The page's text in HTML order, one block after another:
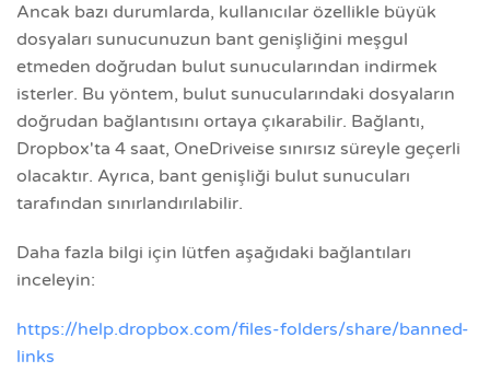
Ancak bazı durumlarda, kullanıcılar özellikle büyük
dosyaları sunucunuzun bant genişliğini meşgul
etmeden doğrudan bulut sunucularından indirmek
isterler. Bu yöntem, bulut sunucularındaki dosyaların
doğrudan bağlantısını ortaya çıkarabilir. Bağlantı,
Dropbox'ta 4 saat, OneDriveise sınırsız süreyle geçerli
olacaktır. Ayrıca, bant genişliği bulut sunucuları
tarafından sınırlandırılabilir.
Daha fazla bilgi için lütfen aşağıdaki bağlantıları
inceleyin:
https://help.dropbox.com/files-folders/share/banned-
links